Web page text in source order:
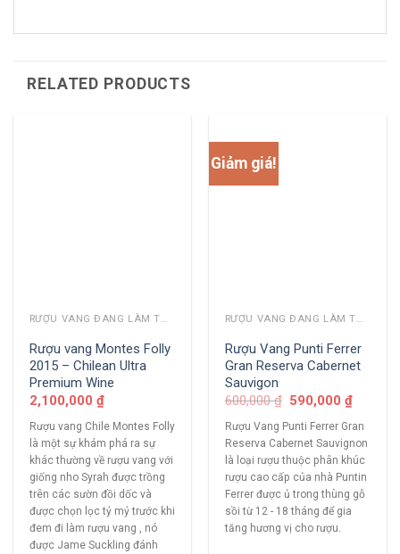
RELATED PRODUCTS
RƯỢU VANG ĐANG LÀM THỊ TRƯỜNG
Rượu vang Montes Folly
2015 – Chilean Ultra
Premium Wine
2,100,000 ₫
Rượu vang Chile Montes Folly
là một sự khám phá ra sự
khác thường về rượu vang với
giống nho Syrah được trồng
trên các sườn đồi dốc và
được chọn lọc tỷ mỷ trước khi
đem đi làm rượu vang , nó
được Jame Suckling đánh
Giảm giá!
RƯỢU VANG ĐANG LÀM THỊ TRƯỜNG
Rượu Vang Punti Ferrer
Gran Reserva Cabernet
Sauvigon
600,000₫ 590,000₫
Rượu Vang Punti Ferrer Gran
Reserva Cabernet Sauvignon
là loại rượu thuộc phân khúc
rượu cao cấp của nhà Puntin
Ferrer được ủ trong thùng gỗ
sồi từ 12 - 18 tháng để gia
tăng hương vị cho rượu.